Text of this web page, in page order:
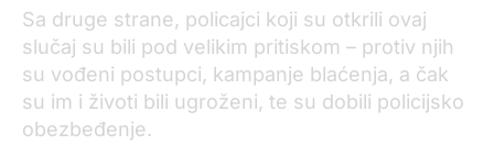
Sa druge strane, policajci koji su otkrili ovaj
slučaj su bili pod velikim pritiskom – protiv njih
su vođeni postupci, kampanje blaćenja, a čak
su im i životi bili ugroženi, te su dobili policijsko
obezbeđenje.